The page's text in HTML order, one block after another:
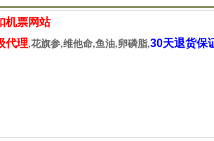
机票网站
代理,花旗参,维他命,鱼油,卵磷脂,30天退货保